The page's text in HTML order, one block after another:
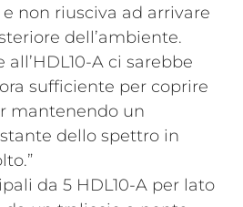
non riusciva ad arrivare
dell’ambiente.
all’HDL10-A ci sarebbe
sufficiente per coprire
mantenendo un
dello spettro in
da 5 HDL10-A per lato